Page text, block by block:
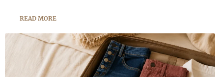
READ MORE